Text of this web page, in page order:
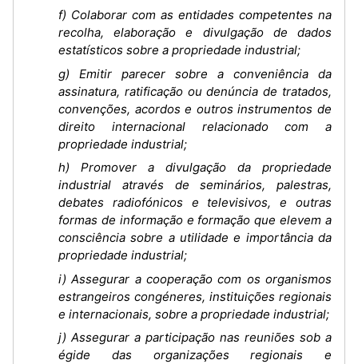
f) Colaborar com as entidades competentes na
recolha, elaboração e divulgação de dados
estatísticos sobre a propriedade industrial;
g) Emitir parecer sobre a conveniência da
assinatura, ratificação ou denúncia de tratados,
convenções, acordos e outros instrumentos de
direito internacional relacionado com a
propriedade industrial;
h) Promover a divulgação da propriedade
industrial através de seminários, palestras,
debates radiofónicos e televisivos, e outras
formas de informação e formação que elevem a
consciência sobre a utilidade e importância da
propriedade industrial;
i) Assegurar a cooperação com os organismos
estrangeiros congéneres, instituições regionais
e internacionais, sobre a propriedade industrial;
j) Assegurar a participação nas reuniões sob a
égide das organizações regionais e